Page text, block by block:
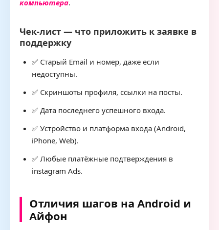
компьютера.
Чек-лист — что приложить к заявке в
поддержку
✅ Старый Email и номер, даже если
недоступны.
✅ Скриншоты профиля, ссылки на посты.
✅ Дата последнего успешного входа.
✅ Устройство и платформа входа (Android,
iPhone, Web).
✅ Любые платёжные подтверждения в
instagram Ads.
Отличия шагов на Android и
Айфон